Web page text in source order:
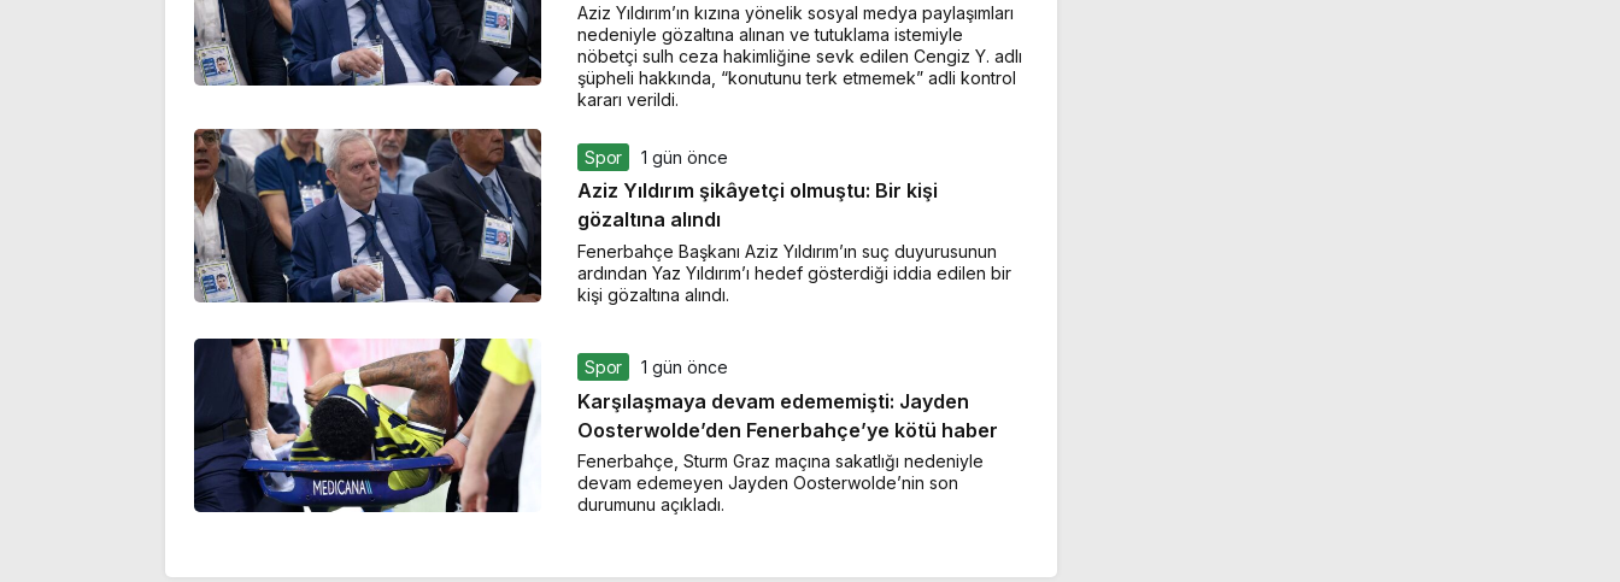
Aziz Yıldırım’ın kızına yönelik sosyal medya paylaşımları
nedeniyle gözaltına alınan ve tutuklama istemiyle
nöbetçi sulh ceza hakimliğine sevk edilen Cengiz Y. adlı
şüpheli hakkında, “konutunu terk etmemek” adli kontrol
kararı verildi.
Spor 1 gün önce
Aziz Yıldırım şikâyetçi olmuştu: Bir kişi
gözaltına alındı
Fenerbahçe Başkanı Aziz Yıldırım’ın suç duyurusunun
ardından Yaz Yıldırım’ı hedef gösterdiği iddia edilen bir
kişi gözaltına alındı.
Spor 1 gün önce
Karşılaşmaya devam edememişti: Jayden
Oosterwolde’den Fenerbahçe’ye kötü haber
Fenerbahçe, Sturm Graz maçına sakatlığı nedeniyle
devam edemeyen Jayden Oosterwolde’nin son
durumunu açıkladı.